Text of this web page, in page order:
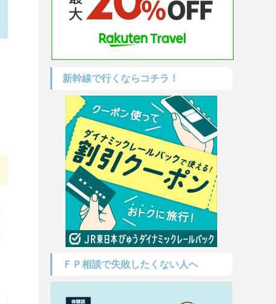
新幹線で行くならコチラ！
ＦＰ相談で失敗したくない人へ